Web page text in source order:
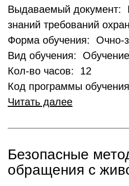
Выдаваемый документ:
знаний требований
Форма обучения: Очно-
Вид обучения:
Кол-во часов: 12
Код программы
Читать далее
Безопасные
обращения с